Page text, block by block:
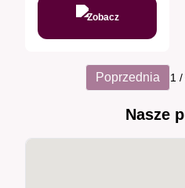
Zobacz
Poprzednia 1/
Nasze